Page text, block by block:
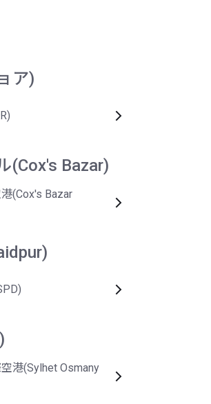
ア)
(Cox's Bazar)
(Cox's Bazar
港(Sylhet Osmany